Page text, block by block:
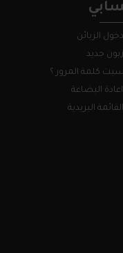
دخول الزبائن
زبون جديد
كلمة المرور ؟
اعادة البضاعة
القائمة البريدية